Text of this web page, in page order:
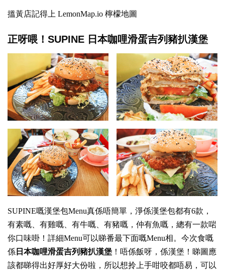
搵黃店記得上 LemonMap.io 檸檬地圖
正呀喂！SUPINE 日本咖哩滑蛋吉列豬扒漢堡
SUPINE嘅漢堡包Menu真係唔簡單，淨係漢堡包都有6款，
有素嘅、有雞嘅、有牛嘅、有豬嘅，仲有魚嘅，總有一款啱
你口味啩！詳細Menu可以睇番最下面嘅Menu相。今次食嘅
係 日本咖哩滑蛋吉列豬扒漢堡 ！唔係飯呀，係漢堡！睇圖應
該都睇得出好厚好大份啦，所以想拎上手咁咬都唔易，可以